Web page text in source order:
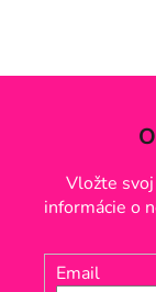
Vložte
informácie o
Email